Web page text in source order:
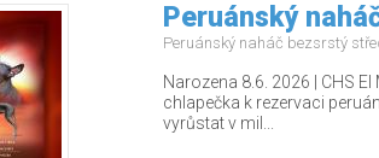
Peruánský
Peruánský naháč bezsrstý
Narozena 8.6. 2026 | CHS
chlapečka k rezervaci
vyrůstat v mil...